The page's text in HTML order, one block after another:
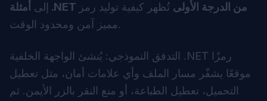
إلى
أمثلة .NET من الدرجة الأولى تُظهر كيفية توليد رمز
مميز آمن ومحدود الوقت.
التدفق النموذجي: يُنشئ الواجهة الخلفية .NET رمزًا
موقعًا يشفّر مسار الملف وأي علامات أمان، مثل تعطيل
التحميل، تعطيل الطباعة، أو منع النقر بالزر الأيمن. ثم